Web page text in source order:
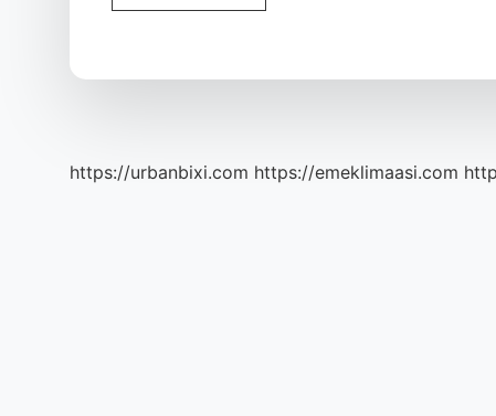
İSlamın
https://urbanbixi.com https://emeklimaasi.com